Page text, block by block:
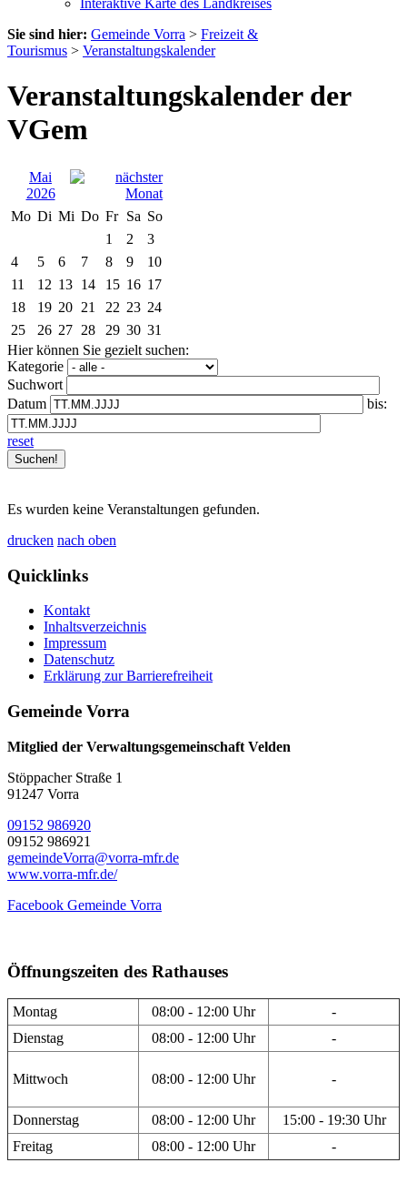
Interaktive Karte des Landkreises
Sie sind hier: Gemeinde Vorra > Freizeit &
Tourismus > Veranstaltungskalender
Veranstaltungskalender der
VGem
Mai
2026
Mo Di Mi Do Fr Sa So
1
2
3
4
5 6 7 8 9
10
11
12 13 14 15 16 17
18
19 20 21 22 23 24
25
26 27 28 29 30 31
Hier können Sie gezielt suchen:
Kategorie
Suchwort
Datum
bis:
reset
Es wurden keine Veranstaltungen gefunden.
drucken nach oben
Quicklinks
Kontakt
Inhaltsverzeichnis
Impressum
Datenschutz
Erklärung zur Barrierefreiheit
Gemeinde Vorra
Mitglied der Verwaltungsgemeinschaft Velden
Stöppacher Straße 1
91247 Vorra
09152 986920
09152 986921
gemeindeVorra@vorra-mfr.de
www.vorra-mfr.de/
Facebook Gemeinde Vorra
Öffnungszeiten des Rathauses
Montag 08:00 - 12:00 Uhr
-
Dienstag
08:00 - 12:00 Uhr -
Mittwoch 08:00 - 12:00 Uhr -
Donnerstag 08:00 - 12:00 Uhr
15:00 - 19:30 Uhr
Freitag
08:00 - 12:00 Uhr -